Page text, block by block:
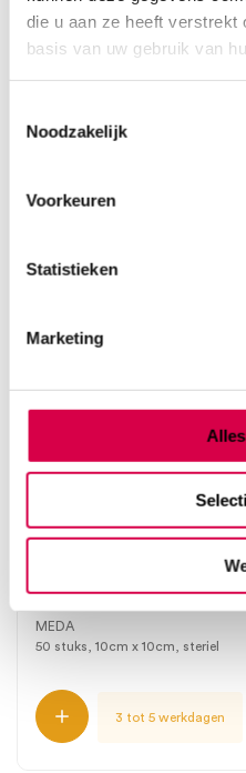
die u aan ze heeft verstrekt
basis van uw gebruik van
Noodzakelijk
Voorkeuren
Statistieken
Marketing
Ook interessant
Betadine zalfgaas,
MEDA
50 stuks, 10cm x 10cm, steriel
3 tot 5 werkdagen